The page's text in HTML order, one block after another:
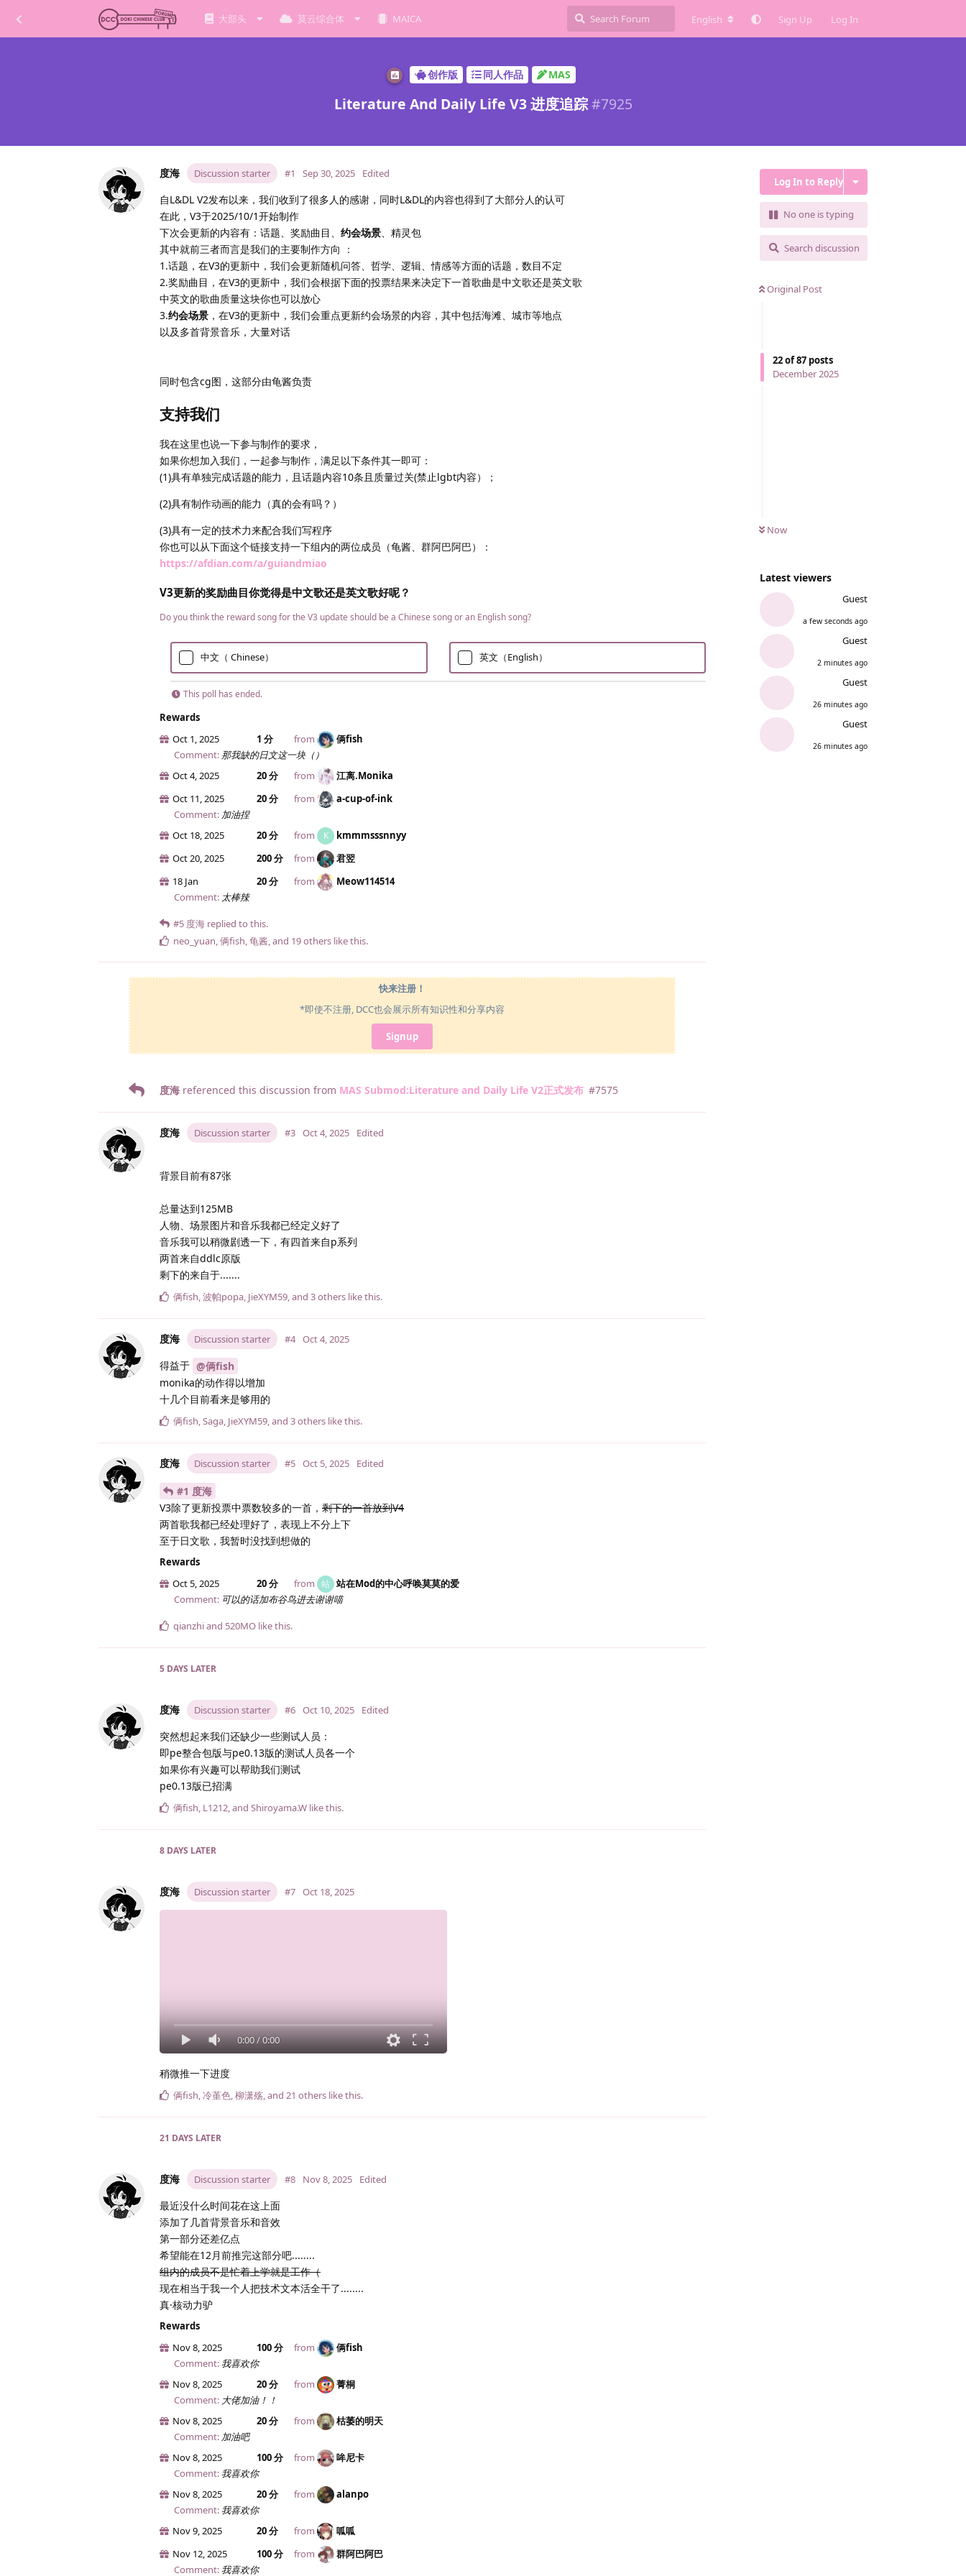
大部头 莫云综合体 MAICA English Sign Up Log In
创作版 同人作品 MAS
Literature And Daily Life V3 进度追踪 #7925
Log In to Reply
No one is typing
Search discussion
Original Post
22of87 posts
December 2025
Now
Latest viewers
Guest
a few seconds ago
Guest
2 minutes ago
Guest
26 minutes ago
Guest
26 minutes ago
度海 Discussion starter #1 Sep 30, 2025 Edited
自L&DL V2发布以来，我们收到了很多人的感谢，同时L&DL的内容也得到了大部分人的认可
在此，V3于2025/10/1开始制作
下次会更新的内容有：话题、奖励曲目、 约会场景、精灵包
其中就前三者而言是我们的主要制作方向 ：
1.话题，在V3的更新中，我们会更新随机问答、哲学、逻辑、情感等方面的话题，数目不定
2.奖励曲目，在V3的更新中，我们会根据下面的投票结果来决定下一首歌曲是中文歌还是英文歌
中英文的歌曲质量这块你也可以放心
3.约会场景 ，在V3的更新中，我们会重点更新约会场景的内容，其中包括海滩、城市等地点
以及多首背景音乐，大量对话
同时包含cg图，这部分由龟酱负责
支持我们
我在这里也说一下参与制作的要求，
如果你想加入我们，一起参与制作，满足以下条件其一即可：
(1)具有单独完成话题的能力，且话题内容10条且质量过关(禁止lgbt内容）；
(2)具有制作动画的能力（真的会有吗？）
(3)具有一定的技术力来配合我们写程序
你也可以从下面这个链接支持一下组内的两位成员（龟酱、群阿巴阿巴）：
https://afdian.com/a/guiandmiao
V3更新的奖励曲目你觉得是中文歌还是英文歌好呢？
Do you think the reward song for the V3 update should be a Chinese song or an English song?
中文（ Chinese） 英文（English）
This poll has ended.
Rewards
Oct 1, 2025
1 分 from
俩fish
Comment: 那我缺的日文这一块（）
Oct 4, 2025
20 分 from
江离.​Monika
Oct 11, 2025
20 分 from
a-cup-of-ink
Comment: 加油捏
Oct 18, 2025
20 分 from K
kmmmsssnnyy
Oct 20, 2025
200 分 from
君翌
18 Jan
20 分 from
Meow114514
Comment: 太棒辣
#5 度海 replied to this.
neo_yuan 俩fish 龟酱 , and 19others like this.
快来注册！
*即使不注册, DCC也会展示所有知识性和分享内容
Signup
度海 referenced this discussion from MAS Submod:Literature and Daily Life V2正式发布 #7575
度海 Discussion starter #3 Oct 4, 2025 Edited
背景目前有87张
总量达到125MB
人物、场景图片和音乐我都已经定义好了
音乐我可以稍微剧透一下，有四首来自p系列
两首来自ddlc原版
剩下的来自于.......
俩fish 波帕popa JieXYM59 , and 3others like this.
度海 Discussion starter #4 Oct 4, 2025
得益于 @俩fish
monika的动作得以增加
十几个目前看来是够用的
俩fish,Saga, JieXYM59, and 3others like this.
度海 Discussion starter #5 Oct 5, 2025 Edited
#1 度海
V3除了更新投票中票数较多的一首， 剩下的一首放到V4
两首歌我都已经处理好了，表现上不分上下
至于日文歌，我暂时没找到想做的
Rewards
Oct 5, 2025
20 分 from 站 站在Mod的中心呼唤莫莫的爱
Comment: 可以的话加布谷鸟进去谢谢喵
qianzhiand 520MO like this.
5 DAYS LATER
度海 Discussion starter #6 Oct 10, 2025 Edited
突然想起来我们还缺少一些测试人员：
即pe整合包版与pe0.13版的测试人员各一个
如果你有兴趣可以帮助我们测试
pe0.13版已招满
俩fish, L1212, and Shiroyama.​W like this.
8 DAYS LATER
度海 Discussion starter #7 Oct 18, 2025
0:00/0:00
稍微推一下进度
俩fish,冷堇色,柳潇殇, and 21 others like this.
21 DAYS LATER
度海 Discussion starter #8 Nov 8, 2025 Edited
最近没什么时间花在这上面
添加了几首背景音乐和音效
第一部分还差亿点
希望能在12月前推完这部分吧........
组内的成员不是忙着上学就是工作（
现在相当于我一个人把技术文本活全干了........
真·核动力驴
Rewards
Nov 8, 2025
100 分 from
俩fish
Comment: 我喜欢你
Nov 8, 2025
20 分 from
菁桐
Comment: 大佬加油！！
Nov 8, 2025
20 分 from
枯萎的明天
Comment: 加油吧
Nov 8, 2025
100 分 from
哞尼卡
Comment: 我喜欢你
Nov 8, 2025
20 分 from
alanpo
Comment: 我喜欢你
Nov 9, 2025
20 分 from
呱呱
Nov 12, 2025
100 分 from
群阿巴阿巴
Comment: 我喜欢你